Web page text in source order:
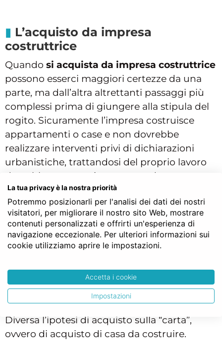
L’acquisto da impresa
costruttrice
Quando si acquista da impresa costruttrice
possono esserci maggiori certezze da una
parte, ma dall’altra altrettanti passaggi più
complessi prima di giungere alla stipula del
rogito. Sicuramente l’impresa costruisce
appartamenti o case e non dovrebbe
realizzare interventi privi di dichiarazioni
urbanistiche, trattandosi del proprio lavoro
dovrebbero garantire certezza da questo
punto di vista. Se l’immobile è già esistente
nel momento in cui viene acquistato, la
procedura è molto simile a quella
dell’acquisto da un privato.
In questo caso, una volta stabilito il prezzo ci
Anche qui dal punto di vista documentale
non vi sono molti problemi perché si
presume che l’impresa sia provvista di tutto.
Diversa l’ipotesi di acquisto sulla “carta”,
ovvero di acquisto di casa da costruire.
La tua privacy è la nostra priorità
Potremmo posizionarli per l'analisi dei dati dei nostri
visitatori, per migliorare il nostro sito Web, mostrare
contenuti personalizzati e offrirti un'esperienza di
navigazione eccezionale. Per ulteriori informazioni sui
cookie utilizziamo aprire le impostazioni.
Accetta i cookie
Impostazioni